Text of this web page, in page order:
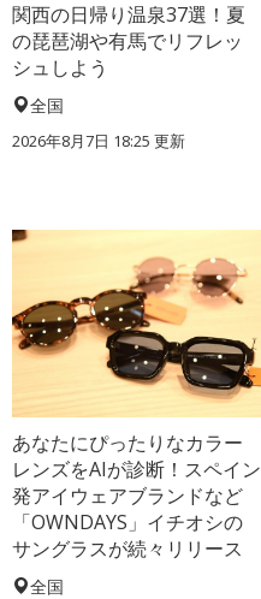
関西の日帰り温泉37選！夏
の琵琶湖や有馬でリフレッ
シュしよう
全国
2026年8月7日 18:25 更新
あなたにぴったりなカラー
レンズをAIが診断！スペイン
発アイウェアブランドなど
「OWNDAYS」イチオシの
サングラスが続々リリース
全国